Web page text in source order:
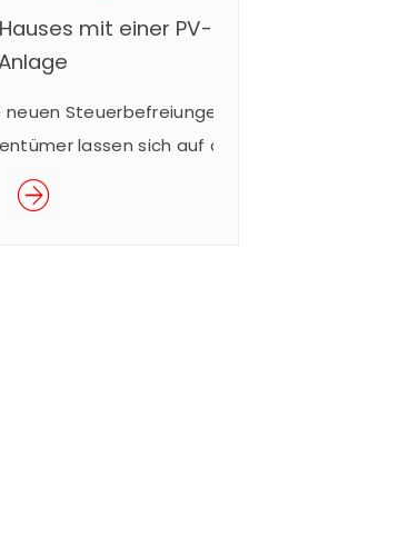
mit einer PV-
Steuerbefreiungen aus
lassen sich auf dem
eine Photovoltaik-Anlage
Verkauf des Hauses gibt